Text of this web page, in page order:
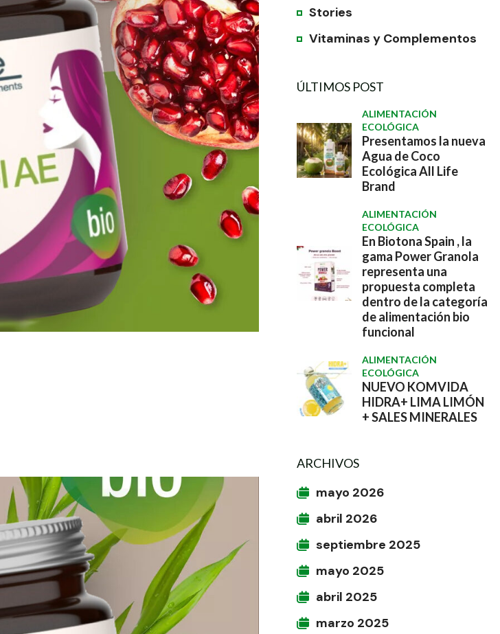
Stories
Vitaminas y Complementos
ÚLTIMOS POST
ALIMENTACIÓN
ECOLÓGICA
Presentamos la nueva
Agua de Coco
Ecológica All Life
Brand
ALIMENTACIÓN
ECOLÓGICA
En Biotona Spain , la
gama Power Granola
representa una
propuesta completa
dentro de la categoría
de alimentación bio
funcional
ALIMENTACIÓN
ECOLÓGICA
NUEVO KOMVIDA
HIDRA+ LIMA LIMÓN
+ SALES MINERALES
ARCHIVOS
mayo 2026
abril 2026
septiembre 2025
mayo 2025
abril 2025
marzo 2025